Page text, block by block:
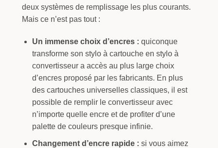
deux systèmes de remplissage les plus courants.
Mais ce n’est pas tout :
Un immense choix d’encres : quiconque
transforme son stylo à cartouche en stylo à
convertisseur a accès au plus large choix
d’encres proposé par les fabricants. En plus
des cartouches universelles classiques, il est
possible de remplir le convertisseur avec
n’importe quelle encre et de profiter d’une
palette de couleurs presque infinie.
Changement d’encre rapide : si vous aimez